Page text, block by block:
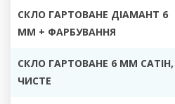
СКЛО ГАРТОВАНЕ ДІАМАНТ 6
ММ + ФАРБУВАННЯ
СКЛО ГАРТОВАНЕ 6 ММ САТІН,
ЧИСТЕ